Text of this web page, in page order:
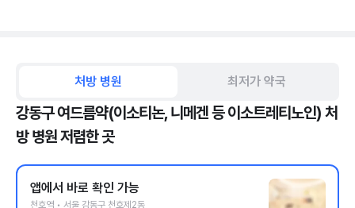
처방 병원 최저가 약국
강동구 여드름약(이소티논, 니메겐 등 이소트레티노인) 처
방 병원 저렴한 곳
앱에서 바로 확인 가능
천호역 • 서울 강동구 천호제2동